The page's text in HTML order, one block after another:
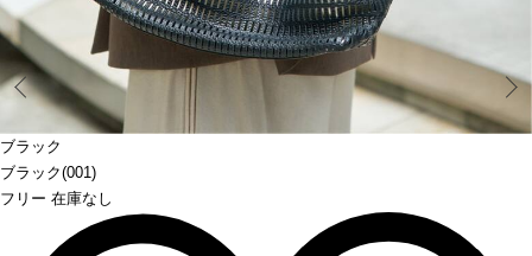
ブラック
ブラック(001)
フリー 在庫なし
Prev